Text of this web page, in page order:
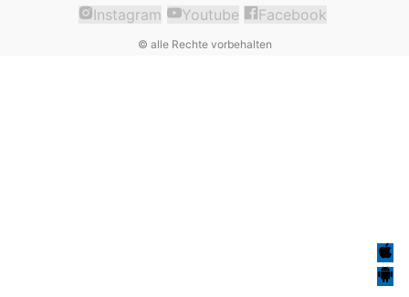
Instagram Youtube Facebook
© alle Rechte vorbehalten